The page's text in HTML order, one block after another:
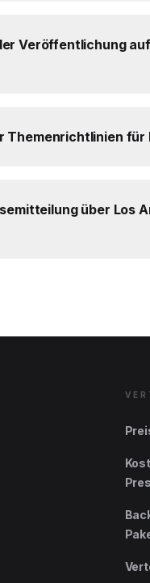
Veröffentlichung
Themenrichtlinien für
über Los